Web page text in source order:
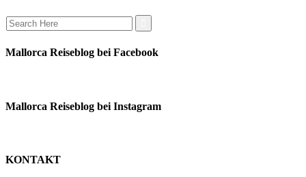
Search
for:
Mallorca Reiseblog bei Facebook
Mallorca Reiseblog bei Instagram
KONTAKT